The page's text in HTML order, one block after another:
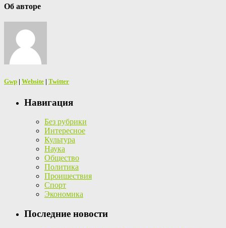
Об авторе
Gwp | Website | Twitter
Навигация
Без рубрики
Интересное
Культура
Наука
Общество
Политика
Проишествия
Спорт
Экономика
Последние новости